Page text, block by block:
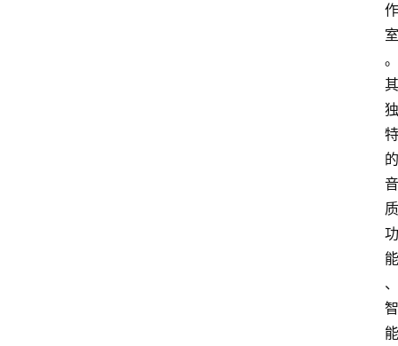
作
室
。
其
独
特
的
音
质
功
能
、
智
能